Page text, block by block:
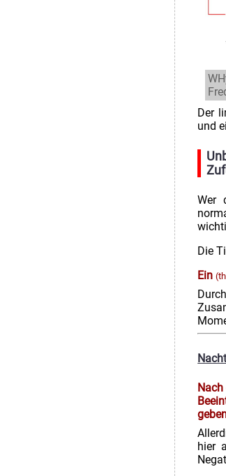
Der
und
Wer
Die
Ein
hier